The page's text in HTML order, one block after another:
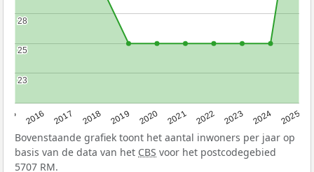
2016 2017 2018 2019 2020 2021 2022 2023 2024 2025
23
23
25
25
28
28
Bovenstaande grafiek toont het aantal inwoners per jaar op
basis van de data van het CBS voor het postcodegebied
5707 RM.